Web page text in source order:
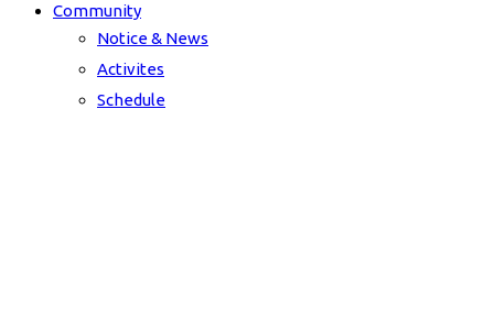
Community
Notice & News
Activites
Schedule